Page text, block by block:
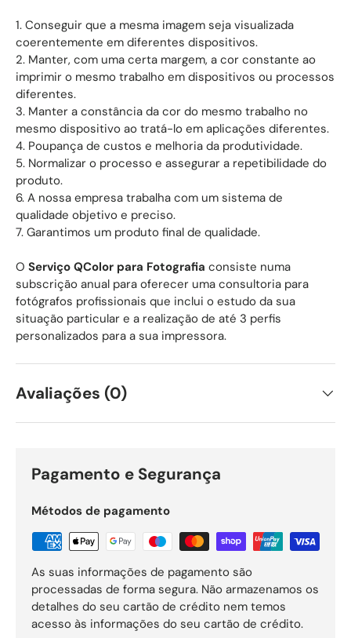
1. Conseguir que a mesma imagem seja visualizada
coerentemente em diferentes dispositivos.
2. Manter, com uma certa margem, a cor constante ao
imprimir o mesmo trabalho em dispositivos ou processos
diferentes.
3. Manter a constância da cor do mesmo trabalho no
mesmo dispositivo ao tratá-lo em aplicações diferentes.
4. Poupança de custos e melhoria da produtividade.
5. Normalizar o processo e assegurar a repetibilidade do
produto.
6. A nossa empresa trabalha com um sistema de
qualidade objetivo e preciso.
7. Garantimos um produto final de qualidade.
O Serviço QColor para Fotografia consiste numa
subscrição anual para oferecer uma consultoria para
fotógrafos profissionais que inclui o estudo da sua
situação particular e a realização de até 3 perfis
personalizados para a sua impressora.
Avaliações (0)
Pagamento e Segurança
Métodos de pagamento
As suas informações de pagamento são
processadas de forma segura. Não armazenamos os
detalhes do seu cartão de crédito nem temos
acesso às informações do seu cartão de crédito.